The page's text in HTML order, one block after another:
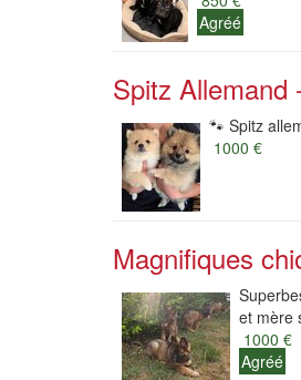
Agréé
Spitz Allemand
🐾 Spitz
1000 €
Magnifiques
et mère
1000 €
Agréé